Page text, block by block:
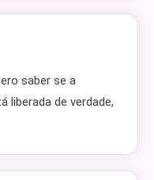
saber se a
liberada de verdade,